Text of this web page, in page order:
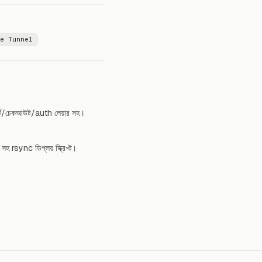
Tunnel
চেকআউট/auth লেয়ার সহ।
ডিপ্লয় স্ক্রিপ্ট।